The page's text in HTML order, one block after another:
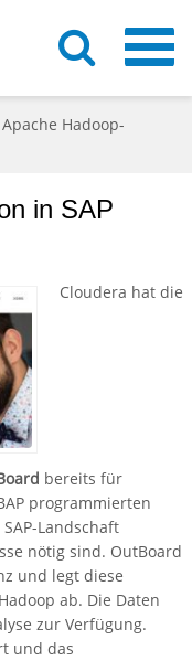
Apache Hadoop-
in SAP
Cloudera hat die
bereits für
programmierten
Landschaft
nötig sind. OutBoard
und legt diese
ab. Die Daten
zur Verfügung.
und das